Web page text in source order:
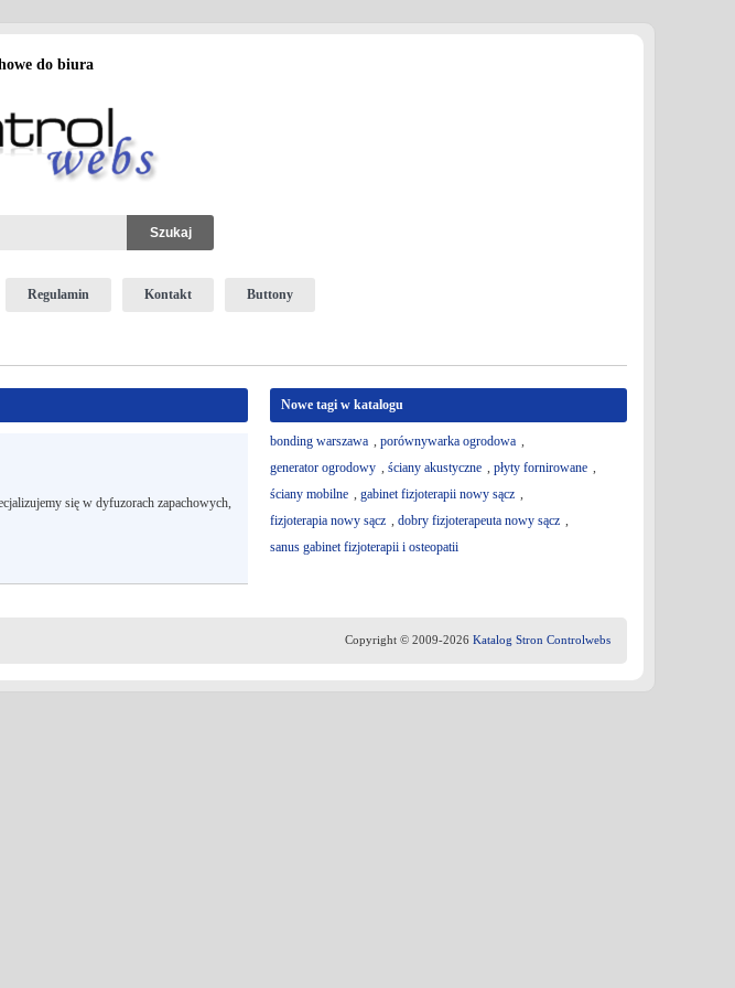
do biura
Regulamin Kontakt Buttony
się w dyfuzorach zapachowych,
Nowe tagi w katalogu
bonding warszawa , porównywarka ogrodowa ,
generator ogrodowy , ściany akustyczne , płyty fornirowane ,
ściany mobilne , gabinet fizjoterapii nowy sącz ,
fizjoterapia nowy sącz , dobry fizjoterapeuta nowy sącz ,
sanus gabinet fizjoterapii i osteopatii
Copyright © 2009-2026 Katalog Stron Controlwebs